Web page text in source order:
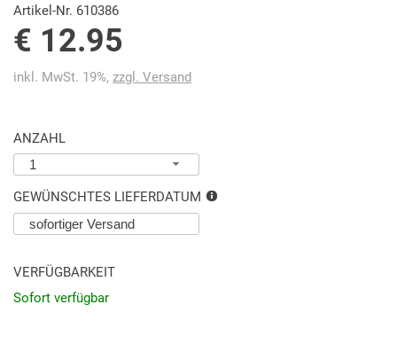
Artikel-Nr. 610386
€ 12.95
inkl. MwSt. 19%, zzgl. Versand
ANZAHL
1
GEWÜNSCHTES LIEFERDATUM
VERFÜGBARKEIT
Sofort verfügbar